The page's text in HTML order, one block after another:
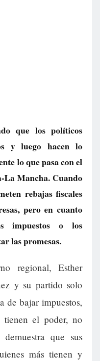
que los políticos
y luego hacen lo
lo que pasa con el
Mancha. Cuando
rebajas fiscales
pero en cuanto
impuestos o los
las promesas.
regional, Esther
y su partido solo
de bajar impuestos,
tienen el poder, no
que sus
más tienen y